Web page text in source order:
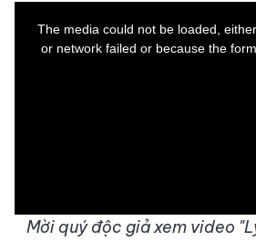
The media could not be loaded,
or network failed or because the
Mời quý độc giả xem video